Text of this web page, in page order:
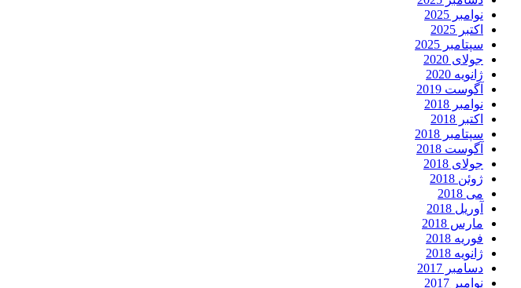
نوامبر 2025
اکتبر 2025
سپتامبر 2025
جولای 2020
ژانویه 2020
آگوست 2019
نوامبر 2018
اکتبر 2018
سپتامبر 2018
آگوست 2018
جولای 2018
ژوئن 2018
می 2018
آوریل 2018
مارس 2018
فوریه 2018
ژانویه 2018
دسامبر 2017
نوامبر 2017